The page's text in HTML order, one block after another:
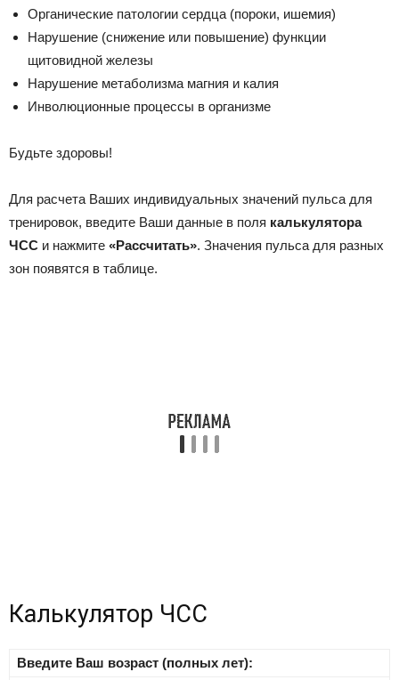
Органические патологии сердца (пороки, ишемия)
Нарушение (снижение или повышение) функции
щитовидной железы
Нарушение метаболизма магния и калия
Инволюционные процессы в организме
Будьте здоровы!
Для расчета Ваших индивидуальных значений пульса для
тренировок, введите Ваши данные в поля калькулятора
ЧСС и нажмите «Рассчитать». Значения пульса для разных
зон появятся в таблице.
Калькулятор ЧСС
Введите Ваш возраст (полных лет):